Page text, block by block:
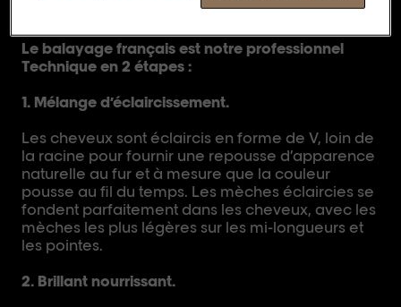
Le balayage français est notre professionnel
Technique en 2 étapes :
1. Mélange d’éclaircissement.
Les cheveux sont éclaircis en forme de V, loin de
la racine pour fournir une repousse d’apparence
naturelle au fur et à mesure que la couleur
pousse au fil du temps. Les mèches éclaircies se
fondent parfaitement dans les cheveux, avec les
mèches les plus légères sur les mi-longueurs et
les pointes.
2. Brillant nourrissant.